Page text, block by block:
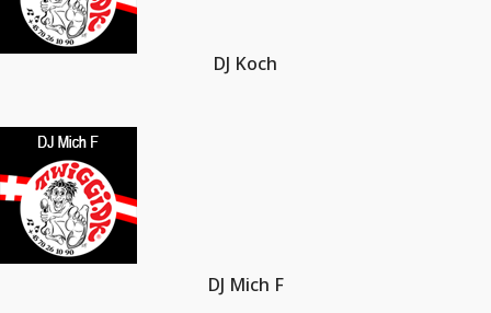
DJ Koch
DJ Mich F